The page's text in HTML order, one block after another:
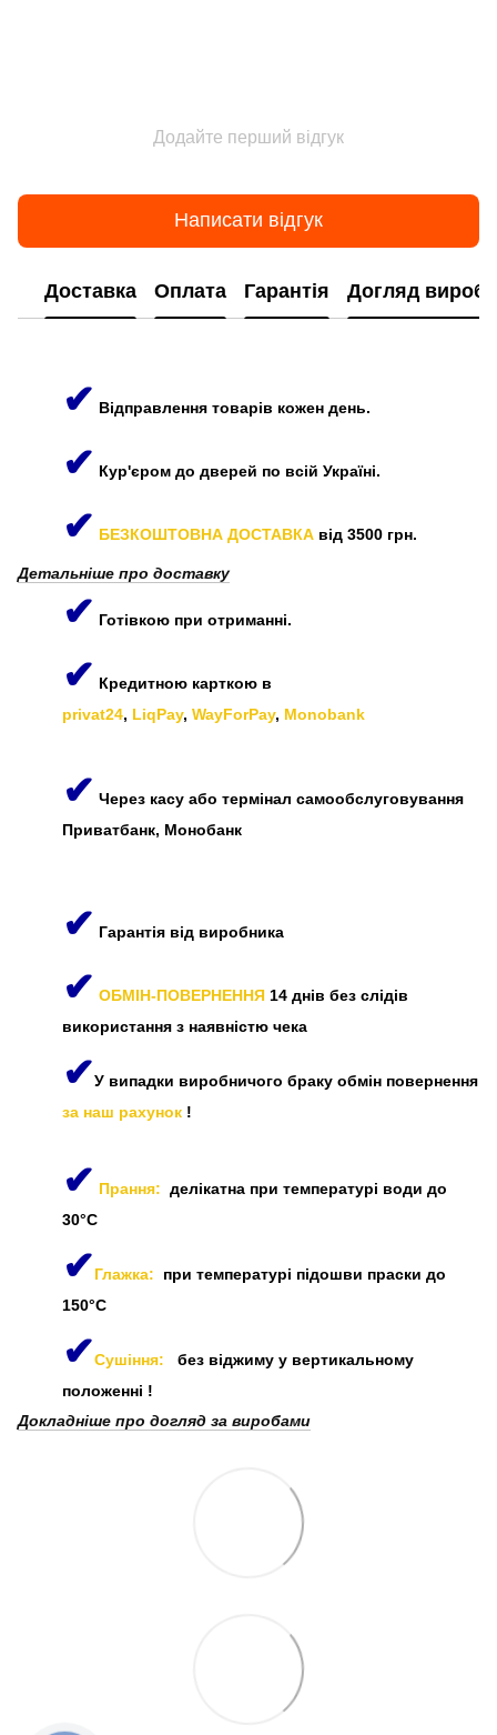
Додайте перший відгук
Написати відгук
Доставка Оплата Гарантія Догляд
✔ Відправлення товарів кожен день.
✔ Кур'єром до дверей по всій Україні.
✔ БЕЗКОШТОВНА ДОСТАВКА від 3500 грн.
Детальніше про доставку
✔ Готівкою при отриманні.
✔ Кредитною карткою в
privat24, LiqPay, WayForPay, Monobank
✔ Через касу або термінал самообслуговування
Приватбанк, Монобанк
✔ Гарантія від виробника
✔ ОБМІН-ПОВЕРНЕННЯ 14 днів без слідів
використання з наявністю чека
✔У випадки виробничого браку обмін повернення
за наш рахунок !
✔ Прання: делікатна при температурі води до
30°C
✔Глажка: при температурі підошви праски до
150°C
✔Сушіння:
без віджиму у вертикальному
положенні !
Докладніше про догляд за виробами